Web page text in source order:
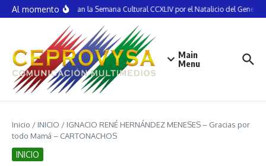
Saltar al contenido
Al momentoInauguran la Semana Cultural CCXLIV por el Natalicio del General
Main
Menu
Inicio / INICIO / IGNACIO RENÉ HERNÁNDEZ MENESES – Gracias por
todo Mamá – CARTONACHOS
INICIO